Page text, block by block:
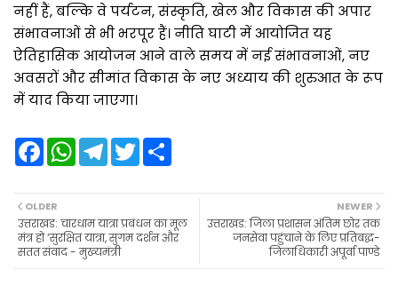
नहीं हैं, बल्कि वे पर्यटन, संस्कृति, खेल और विकास की अपार
संभावनाओं से भी भरपूर हैं। नीति घाटी में आयोजित यह
ऐतिहासिक आयोजन आने वाले समय में नई संभावनाओं, नए
अवसरों और सीमांत विकास के नए अध्याय की शुरुआत के रूप
में याद किया जाएगा।
F
a
b
o
o
k
W
A
p
p
T
e
r
a
m
T
w
e
r
NEWER
उत्तराखड: जिला प्रशासन अंतिम छोर तक
जनसेवा पहुंचाने के लिए प्रतिबद्ध-
जिलाधिकारी अपूर्वा पाण्डे
OLDER
उत्तराखड: चारधाम यात्रा प्रबंधन का मूल
मंत्र हो ‘सुरक्षित यात्रा, सुगम दर्शन और
सतत संवाद - मुख्यमंत्री